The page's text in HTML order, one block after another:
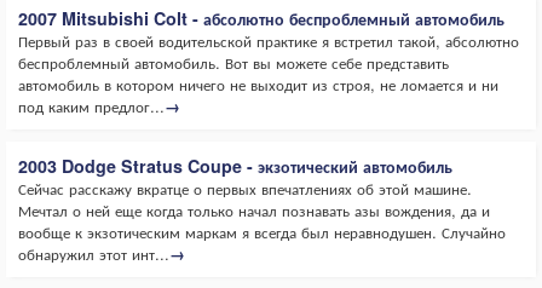
2007 Mitsubishi Colt - абсолютно беспроблемный автомобиль
Первый раз в своей водительской практике я встретил такой, абсолютно
беспроблемный автомобиль. Вот вы можете себе представить
автомобиль в котором ничего не выходит из строя, не ломается и ни
под каким предлог...→
2003 Dodge Stratus Coupe - экзотический автомобиль
Сейчас расскажу вкратце о первых впечатлениях об этой машине.
Мечтал о ней еще когда только начал познавать азы вождения, да и
вообще к экзотическим маркам я всегда был неравнодушен. Случайно
обнаружил этот инт...→